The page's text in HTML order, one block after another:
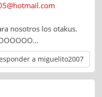
nosotros los otakus.
a miguelito2007